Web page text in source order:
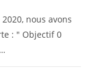
nous avons
: " Objectif 0